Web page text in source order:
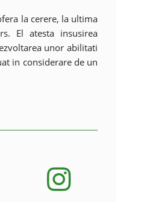
la cerere, la ultima
El atesta insusirea
unor abilitati
in considerare de un